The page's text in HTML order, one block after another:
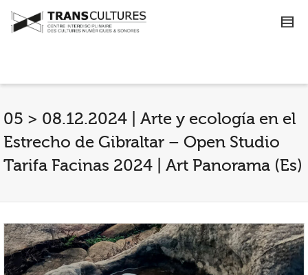
05 > 08.12.2024 | Arte y ecología en el
Estrecho de Gibraltar – Open Studio
Tarifa Facinas 2024 | Art Panorama (Es)